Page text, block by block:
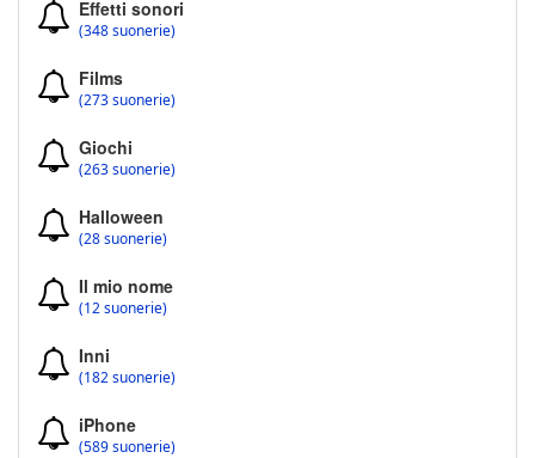
Effetti sonori
(348 suonerie)
Films
(273 suonerie)
Giochi
(263 suonerie)
Halloween
(28 suonerie)
Il mio nome
(12 suonerie)
Inni
(182 suonerie)
iPhone
(589 suonerie)